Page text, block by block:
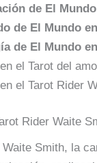
de El
de El Mundo
de El Mundo
el Tarot del
el Tarot Rider
Rider Waite
Smith, la